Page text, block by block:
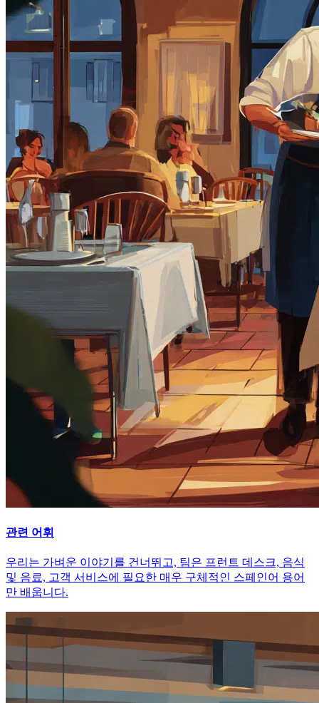
관련 어휘
우리는 가벼운 이야기를 건너뛰고, 팀은 프런트 데스크, 음식
및 음료, 고객 서비스에 필요한 매우 구체적인 스페인어 용어
만 배웁니다.